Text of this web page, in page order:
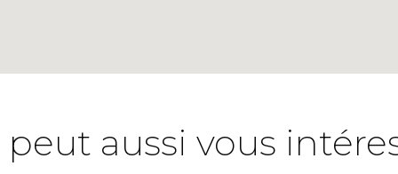
peut aussi vous